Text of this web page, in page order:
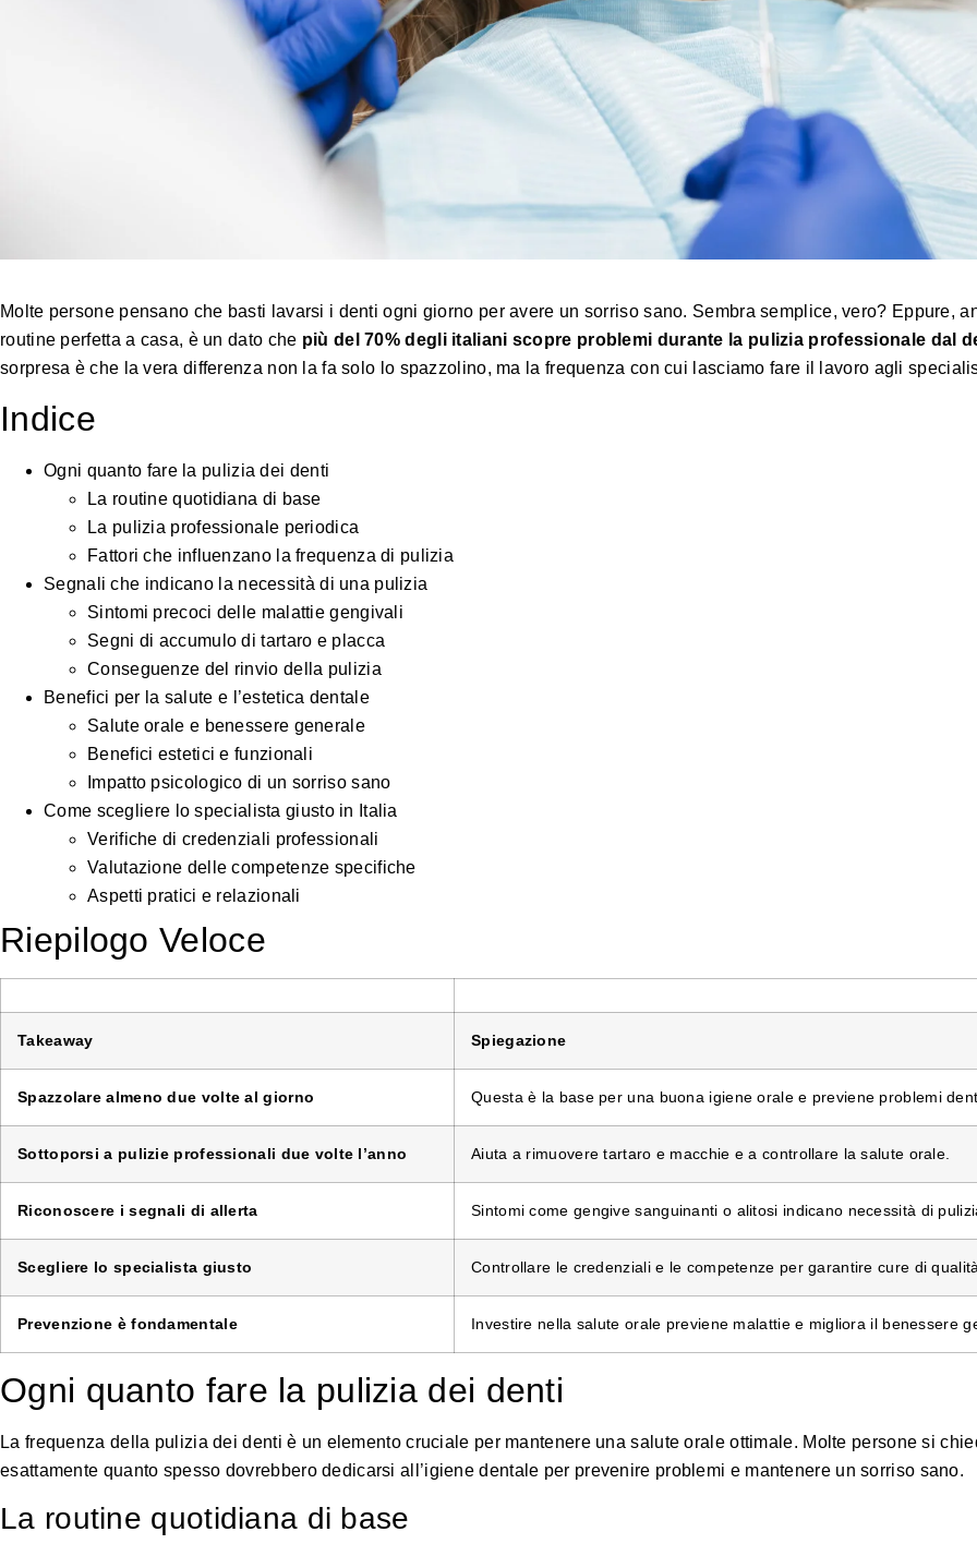
Molte persone pensano che basti lavarsi i denti ogni giorno per avere un sorriso sano. Sembra semplice, vero? Eppure,
routine perfetta a casa, è un dato che più del 70% degli italiani scopre problemi durante la pulizia professionale dal
sorpresa è che la vera differenza non la fa solo lo spazzolino, ma la frequenza con cui lasciamo fare il lavoro agli
Indice
Ogni quanto fare la pulizia dei denti
La routine quotidiana di base
La pulizia professionale periodica
Fattori che influenzano la frequenza di pulizia
Segnali che indicano la necessità di una pulizia
Sintomi precoci delle malattie gengivali
Segni di accumulo di tartaro e placca
Conseguenze del rinvio della pulizia
Benefici per la salute e l’estetica dentale
Salute orale e benessere generale
Benefici estetici e funzionali
Impatto psicologico di un sorriso sano
Come scegliere lo specialista giusto in Italia
Verifiche di credenziali professionali
Valutazione delle competenze specifiche
Aspetti pratici e relazionali
Riepilogo Veloce
Takeaway Spiegazione
Spazzolare almeno due volte al giorno Questa è la base per una buona igiene orale e previene problemi
Sottoporsi a pulizie professionali due volte l’anno Aiuta a rimuovere tartaro e macchie e a controllare la salute orale.
Riconoscere i segnali di allerta Sintomi come gengive sanguinanti o alitosi indicano necessità di
Scegliere lo specialista giusto Controllare le credenziali e le competenze per garantire cure di
Prevenzione è fondamentale Investire nella salute orale previene malattie e migliora il benessere
Ogni quanto fare la pulizia dei denti
La frequenza della pulizia dei denti è un elemento cruciale per mantenere una salute orale ottimale. Molte persone si
esattamente quanto spesso dovrebbero dedicarsi all’igiene dentale per prevenire problemi e mantenere un sorriso sano.
La routine quotidiana di base